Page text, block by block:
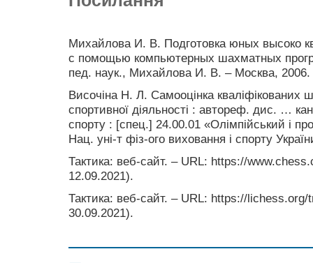
Михайлова И. В. Подготовка юных высоко
с помощью компьютерных шахматных
пед. наук., Михайлова И. В. – Москва, 2006.
Височіна Н. Л. Самооцінка кваліфікованих
спортивної діяльності : автореф. дис. …
спорту : [спец.] 24.00.01 «Олімпійський і
Нац. уні-т фіз-ого виховання і спорту
Тактика: веб-сайт. – URL: https://
12.09.2021).
Тактика: веб-сайт. – URL: https://lichess.org/
30.09.2021).